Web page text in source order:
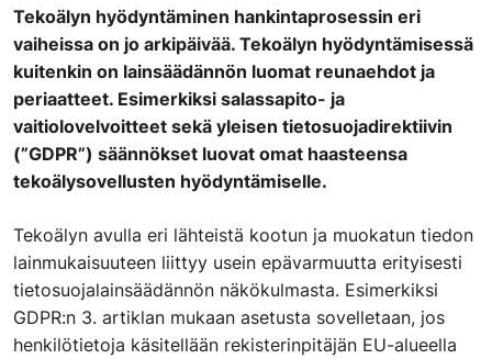
Tekoälyn hyödyntäminen hankintaprosessin eri
vaiheissa on jo arkipäivää. Tekoälyn hyödyntämisessä
kuitenkin on lainsäädännön luomat reunaehdot ja
periaatteet. Esimerkiksi salassapito- ja
vaitiolovelvoitteet sekä yleisen tietosuojadirektiivin
(”GDPR”) säännökset luovat omat haasteensa
tekoälysovellusten hyödyntämiselle.
Tekoälyn avulla eri lähteistä kootun ja muokatun tiedon
lainmukaisuuteen liittyy usein epävarmuutta erityisesti
tietosuojalainsäädännön näkökulmasta. Esimerkiksi
GDPR:n 3. artiklan mukaan asetusta sovelletaan, jos
henkilötietoja käsitellään rekisterinpitäjän EU-alueella